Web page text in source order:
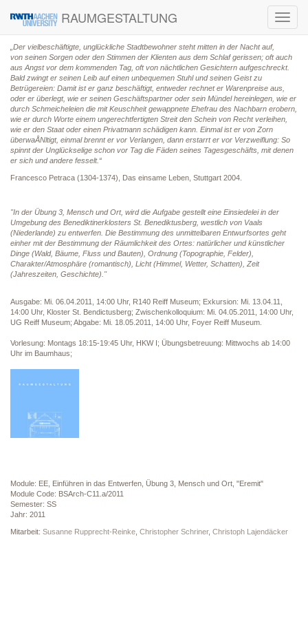
RAUMGESTALTUNG
„Der vielbeschäftigte, unglückliche Stadtbewohner steht mitten in der Nacht auf,
von seinen Sorgen oder den Stimmen der Klienten aus dem Schlaf gerissen; oft auch
aus Angst vor dem kommenden Tag, oft von nächtlichen Gesichtern aufgeschreckt.
Bald zwingt er seinen Leib auf einen unbequemen Stuhl und seinen Geist zu
Betrügereien: Damit ist er ganz beschäftigt, entweder rechnet er Warenpreise aus,
oder er überlegt, wie er seinen Geschäftspartner oder sein Mündel hereinlegen, wie er
durch Schmeicheleien die mit Keuschheit gewappnete Ehefrau des Nachbarn erobern,
wie er durch Worte einem ungerechtfertigten Streit den Schein von Recht verleihen,
wie er den Staat oder einen Privatmann schädigen kann. Einmal ist er von Zorn
überwaÅNltigt, einmal brennt er vor Verlangen, dann erstarrt er vor Verzweiflung: So
spinnt der Unglückselige schon vor Tag die Fäden seines Tagesgeschäfts, mit denen
er sich und andere fesselt.“
Francesco Petraca (1304-1374), Das einsame Leben, Stuttgart 2004.
"In der Übung 3, Mensch und Ort, wird die Aufgabe gestellt eine Einsiedelei in der
Umgebung des Benediktinerklosters St. Benediktusberg, westlich von Vaals
(Niederlande) zu entwerfen. Die Bestimmung des unmittelbaren Entwurfsortes geht
einher mit der Bestimmung der Räumlichkeit des Ortes: natürlicher und künstlicher
Dinge (Wald, Bäume, Fluss und Bauten), Ordnung (Topographie, Felder),
Charakter/Atmosphäre (romantisch), Licht (Himmel, Wetter, Schatten), Zeit
(Jahreszeiten, Geschichte)."
Ausgabe: Mi. 06.04.2011, 14:00 Uhr, R140 Reiff Museum; Exkursion: Mi. 13.04.11,
14:00 Uhr, Kloster St. Bendictusberg; Zwischenkolloquium: Mi. 04.05.2011, 14:00 Uhr,
UG Reiff Museum; Abgabe: Mi. 18.05.2011, 14:00 Uhr, Foyer Reiff Museum.
Vorlesung: Montags 18:15-19:45 Uhr, HKW I; Übungsbetreuung: Mittwochs ab 14:00
Uhr im Baumhaus;
Module: EE, Einführen in das Entwerfen, Übung 3, Mensch und Ort, "Eremit"
Module Code: BSArch-C11.a/2011
Semester: SS
Jahr: 2011
Mitarbeit: Susanne Rupprecht-Reinke Christopher Schriner, Christoph Lajendäcker